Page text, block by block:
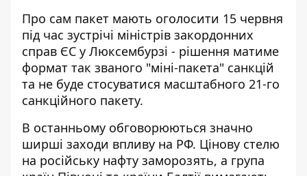
Про сам пакет мають оголосити 15 червня
під час зустрічі міністрів закордонних
справ ЄС у Люксембурзі - рішення матиме
формат так званого "міні-пакета" санкцій
та не буде стосуватися масштабного 21-го
санкційного пакету.
В останньому обговорюються значно
ширші заходи впливу на РФ. Цінову стелю
на російську нафту заморозять, а група